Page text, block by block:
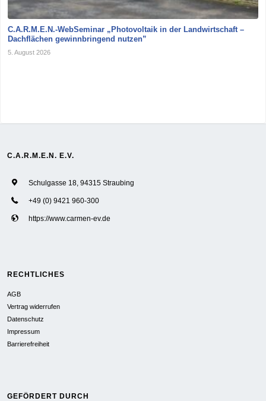
C.A.R.M.E.N.-WebSeminar „Photovoltaik in der Landwirtschaft –
Dachflächen gewinnbringend nutzen”
5. August 2026
C.A.R.M.E.N. E.V.
Schulgasse 18, 94315 Straubing
+49 (0) 9421 960-300
https://www.carmen-ev.de
RECHTLICHES
AGB
Vertrag widerrufen
Datenschutz
Impressum
Barrierefreiheit
GEFÖRDERT DURCH